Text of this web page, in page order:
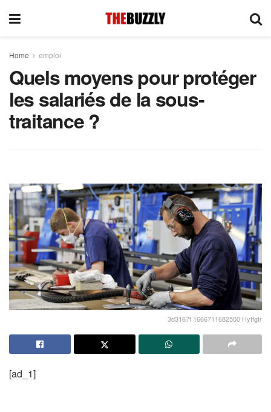
Home emploi
Quels moyens pour protéger
les salariés de la sous-
traitance ?
3d3167f 1666711682500 Hytfgtr
[ad_1]